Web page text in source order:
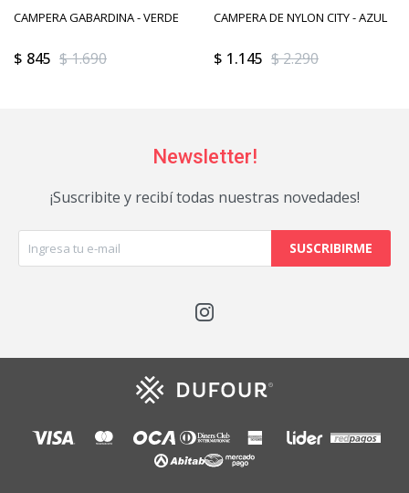
CAMPERA GABARDINA - VERDE
$ 845 $1.690
CAMPERA DE NYLON CITY - AZUL
$ 1.145 $2.290
Newsletter!
¡Suscribite y recibí todas nuestras novedades!
SUSCRIBIRME
